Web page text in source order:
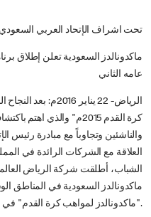
تحت اشراف الإتحاد العربي
ماكدونالدز السعودية تعلن إطلاق
عامه الثاني
الرياض- 22 يناير
كرة القدم 2015م" والذي
والناشئين وتجاوباً مع مبادرة رئيس
العلاقة مع الشركات الرائدة في
الشباب، أطلقت شركة الرياض
ماكدونالدز السعودية في المناطق
"ماكدونالدز لمواهب كرة القدم" في عامه الثاني.